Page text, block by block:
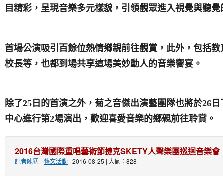
目精彩，呈現音樂多元樣貌，引領觀眾進入視覺與聽
首場公演吸引百餘位熱情鄉親前往觀賞，此外，包括
校長等，也都到場共享這場美妙動人的音樂饗宴。
除了25日的首演之外，菊之音傑出演藝團隊也將於26
中心進行第2場演出，歡迎喜愛音樂的鄉親前往聆賞。
2016台灣國際重唱藝術節捷克SKETY人聲樂團巡迴音樂會
記者陳猛-藝文活動 | 2016-08-25 | 人氣：828